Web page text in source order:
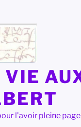
VIE
l'avoir pleine